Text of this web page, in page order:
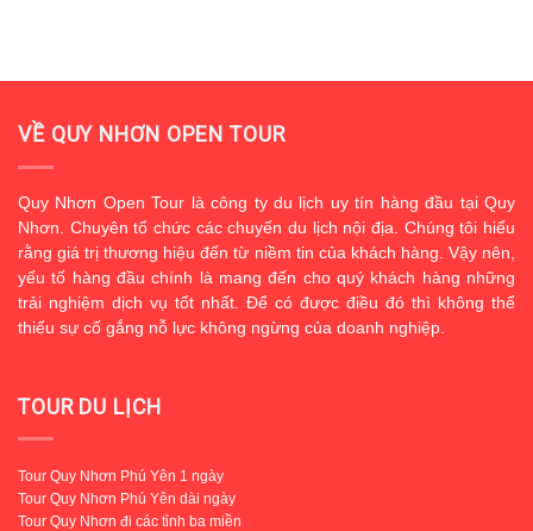
VỀ QUY NHƠN OPEN TOUR
Quy Nhơn Open Tour là công ty du lịch uy tín hàng đầu tại Quy
Nhơn. Chuyên tổ chức các chuyến du lịch nội địa. Chúng tôi hiểu
rằng giá trị thương hiệu đến từ niềm tin của khách hàng. Vậy nên,
yếu tố hàng đầu chính là mang đến cho quý khách hàng những
trải nghiệm dịch vụ tốt nhất. Để có được điều đó thì không thể
thiếu sự cố gắng nỗ lực không ngừng của doanh nghiệp.
TOUR DU LỊCH
Tour Quy Nhơn Phú Yên 1 ngày
Tour Quy Nhơn Phú Yên dài ngày
Tour Quy Nhơn đi các tỉnh ba miền